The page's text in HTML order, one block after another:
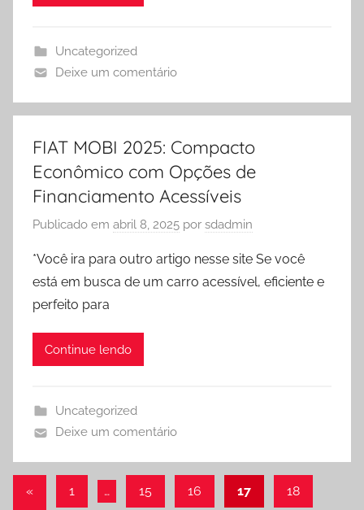
Uncategorized
Deixe um comentário
FIAT MOBI 2025: Compacto
Econômico com Opções de
Financiamento Acessíveis
Publicado em abril 8, 2025 por sdadmin
*Você ira para outro artigo nesse site Se você
está em busca de um carro acessível, eficiente e
perfeito para
Continue lendo
Uncategorized
Deixe um comentário
Paginação
«Post
1 … 15 16 17 18